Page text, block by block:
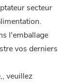
secteur
l'emballage
vos derniers
veuillez